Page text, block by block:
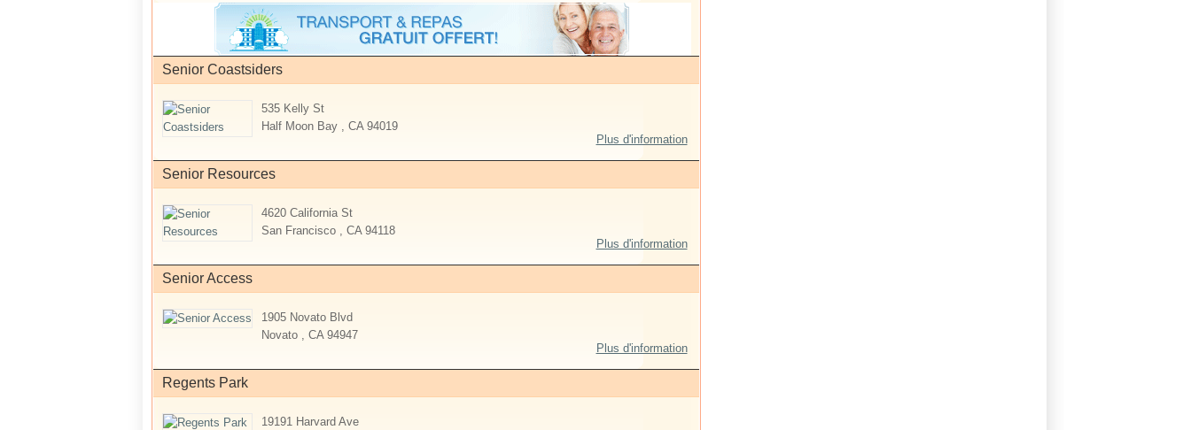
Senior Coastsiders
535 Kelly St
Half Moon Bay , CA 94019
Plus d'information
Senior Resources
4620 California St
San Francisco , CA 94118
Plus d'information
Senior Access
1905 Novato Blvd
Novato , CA 94947
Plus d'information
Regents Park
19191 Harvard Ave